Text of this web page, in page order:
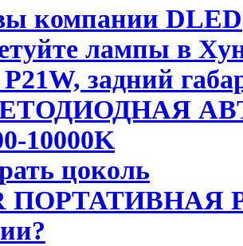
компании DLED
лампы в
задний
10000K
цоколь
ПОРТАТИВНАЯ